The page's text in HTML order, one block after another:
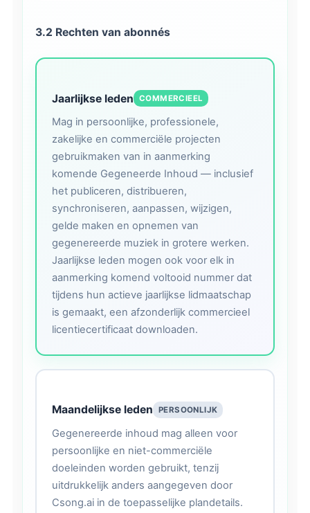
3.2 Rechten van abonnés
Jaarlijkse leden COMMERCIEEL
Mag in persoonlijke, professionele,
zakelijke en commerciële projecten
gebruikmaken van in aanmerking
komende Gegeneerde Inhoud — inclusief
het publiceren, distribueren,
synchroniseren, aanpassen, wijzigen,
gelde maken en opnemen van
gegenereerde muziek in grotere werken.
Jaarlijkse leden mogen ook voor elk in
aanmerking komend voltooid nummer dat
tijdens hun actieve jaarlijkse lidmaatschap
is gemaakt, een afzonderlijk commercieel
licentiecertificaat downloaden.
Maandelijkse leden PERSOONLIJK
Gegenereerde inhoud mag alleen voor
persoonlijke en niet-commerciële
doeleinden worden gebruikt, tenzij
uitdrukkelijk anders aangegeven door
Csong.ai in de toepasselijke plandetails.